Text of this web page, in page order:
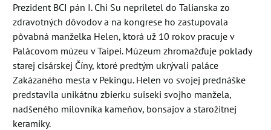
Prezident BCI pán I. Chi Su nepriletel do Talianska zo
zdravotných dôvodov a na kongrese ho zastupovala
pôvabná manželka Helen, ktorá už 10 rokov pracuje v
Palácovom múzeu v Taipei. Múzeum zhromažďuje poklady
starej cisárskej Číny, ktoré predtým ukrývali paláce
Zakázaného mesta v Pekingu. Helen vo svojej prednáške
predstavila unikátnu zbierku suiseki svojho manžela,
nadšeného milovníka kameňov, bonsajov a starožitnej
keramiky.